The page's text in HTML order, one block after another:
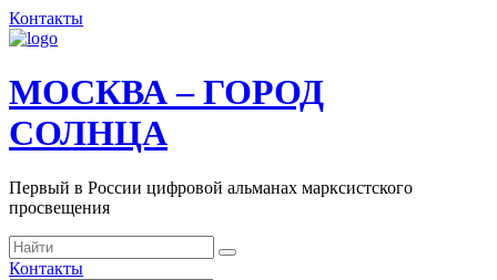
Контакты
МОСКВА – ГОРОД
СОЛНЦА
Первый в России цифровой альманах марксистского
просвещения
Контакты